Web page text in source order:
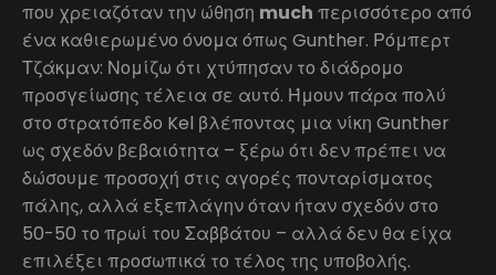
που χρειαζόταν την ώθηση much περισσότερο από
ένα καθιερωμένο όνομα όπως Gunther. Ρόμπερτ
Τζάκμαν: Νομίζω ότι χτύπησαν το διάδρομο
προσγείωσης τέλεια σε αυτό. Ήμουν πάρα πολύ
στο στρατόπεδο Kel βλέποντας μια νίκη Gunther
ως σχεδόν βεβαιότητα – ξέρω ότι δεν πρέπει να
δώσουμε προσοχή στις αγορές πονταρίσματος
πάλης, αλλά εξεπλάγην όταν ήταν σχεδόν στο
50-50 το πρωί του Σαββάτου – αλλά δεν θα είχα
επιλέξει προσωπικά το τέλος της υποβολής.